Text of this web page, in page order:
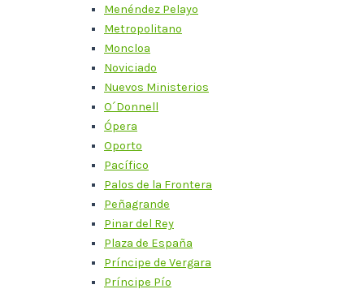
Menéndez Pelayo
Metropolitano
Moncloa
Noviciado
Nuevos Ministerios
O´Donnell
Ópera
Oporto
Pacífico
Palos de la Frontera
Peñagrande
Pinar del Rey
Plaza de España
Príncipe de Vergara
Príncipe Pío